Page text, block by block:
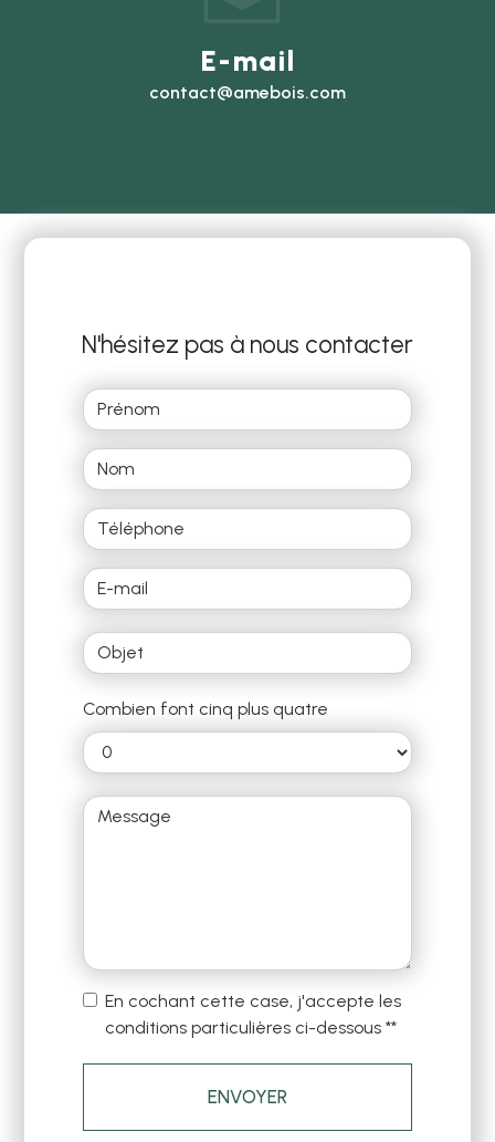
E-mail
contact@amebois.com
N'hésitez pas à nous contacter
Combien font cinq plus quatre
En cochant cette case, j'accepte les
conditions particulières ci-dessous **
ENVOYER